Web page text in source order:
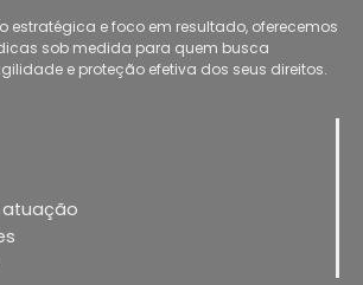
u
m
estratégica e foco em resultado, oferecemos
sob medida para quem busca
e proteção efetiva dos seus direitos.
atuação